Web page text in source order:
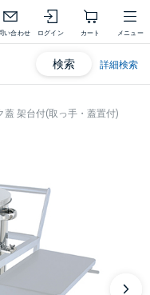
い合わせ ログイン カート メニュー
検索 詳細検索
蓋 架台付(取っ手・蓋置付)